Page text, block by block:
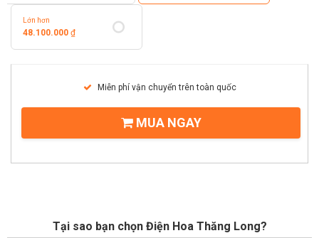
Lớn hơn
48.100.000 ₫
Miễn phí vận chuyển trên toàn quốc
MUA NGAY
Tại sao bạn chọn Điện Hoa Thăng Long?